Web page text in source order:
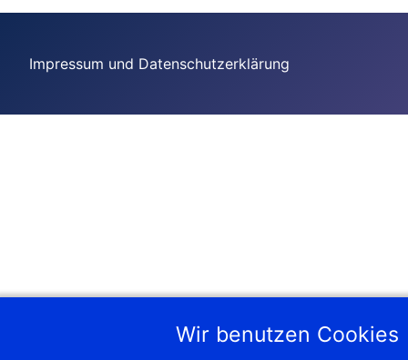
Impressum und Datenschutzerklärung
Wir benutzen Cookies